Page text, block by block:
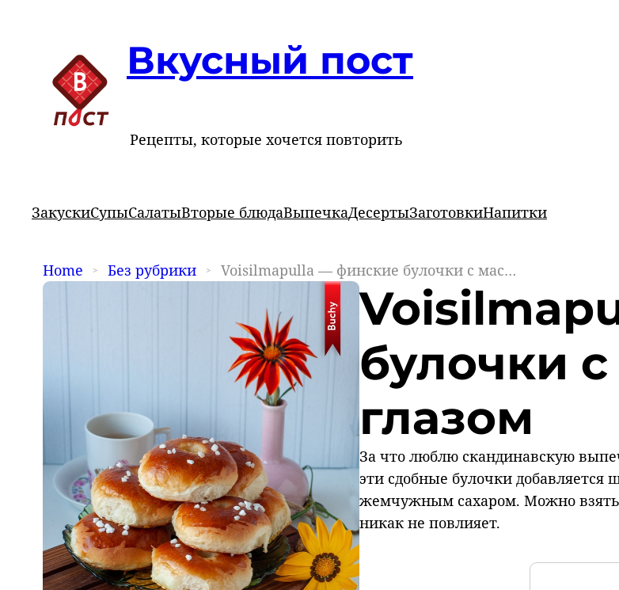
Вкусный пост
Рецепты, которые хочется повторить
ЗакускиСупыСалатыВторые блюдаВыпечкаДесертыЗаготовкиНапитки
Home Без рубрики Voisilmapulla — финские булочки с масляным глазом
булочки
глазом
За что люблю скандинавскую
эти сдобные булочки
жемчужным сахаром. Можно
никак не повлияет.